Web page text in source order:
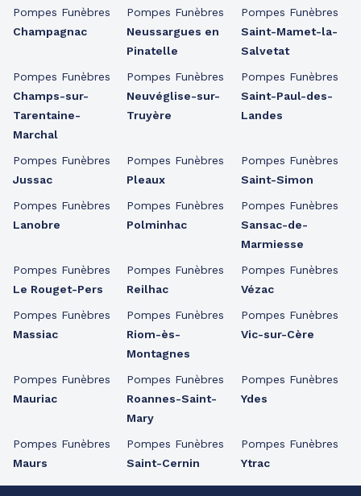
Pompes Funèbres
Champagnac
Pompes Funèbres
Champs-sur-
Tarentaine-
Marchal
Pompes Funèbres
Jussac
Pompes Funèbres
Lanobre
Pompes Funèbres
Le Rouget-Pers
Pompes Funèbres
Massiac
Pompes Funèbres
Mauriac
Pompes Funèbres
Maurs
Pompes Funèbres
Neussargues en
Pinatelle
Pompes Funèbres
Neuvéglise-sur-
Truyère
Pompes Funèbres
Pleaux
Pompes Funèbres
Polminhac
Pompes Funèbres
Reilhac
Pompes Funèbres
Riom-ès-
Montagnes
Pompes Funèbres
Roannes-Saint-
Mary
Pompes Funèbres
Saint-Cernin
Pompes Funèbres
Saint-Mamet-la-
Salvetat
Pompes Funèbres
Saint-Paul-des-
Landes
Pompes Funèbres
Saint-Simon
Pompes Funèbres
Sansac-de-
Marmiesse
Pompes Funèbres
Vézac
Pompes Funèbres
Vic-sur-Cère
Pompes Funèbres
Ydes
Pompes Funèbres
Ytrac